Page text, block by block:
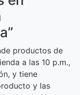
productos de
a las 10 p.m.,
y tiene
y las